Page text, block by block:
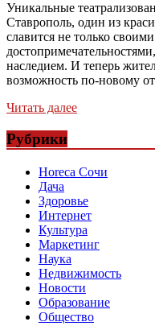
Уникальные
Ставрополь, один из
славится не только
наследием. И теперь
возможность по-новому
Читать далее
Рубрики
Horeca Сочи
Дача
Здоровье
Интернет
Культура
Маркетинг
Наука
Недвижимость
Новости
Образование
Общество